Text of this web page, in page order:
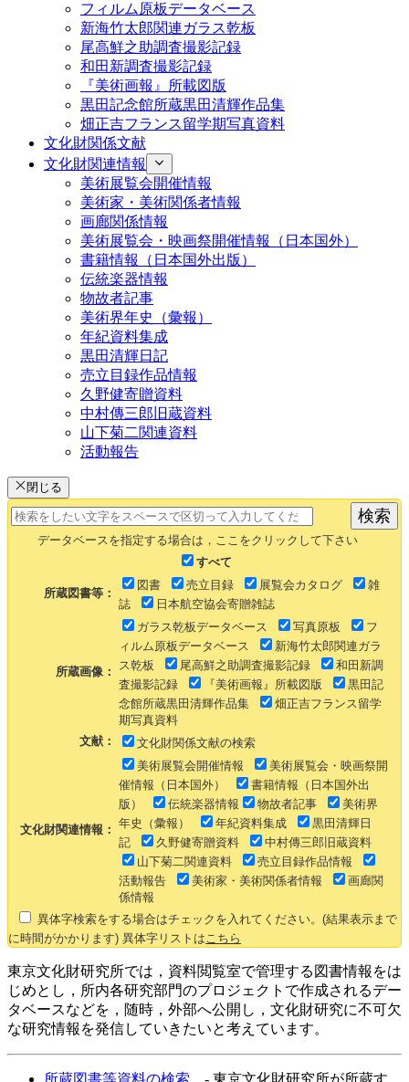
フィルム原板データベース
新海竹太郎関連ガラス乾板
尾高鮮之助調査撮影記録
和田新調査撮影記録
『美術画報』所載図版
黒田記念館所蔵黒田清輝作品集
畑正吉フランス留学期写真資料
文化財関係文献
文化財関連情報
美術展覧会開催情報
美術家・美術関係者情報
画廊関係情報
美術展覧会・映画祭開催情報（日本国外）
書籍情報（日本国外出版）
伝統楽器情報
物故者記事
美術界年史（彙報）
年紀資料集成
黒田清輝日記
売立目録作品情報
久野健寄贈資料
中村傳三郎旧蔵資料
山下菊二関連資料
活動報告
閉じる
データベースを指定する場合は，ここをクリックして下さい
すべて
所蔵図書等：
図書 売立目録 展覧会カタログ
雑
誌
日本航空協会寄贈雑誌
所蔵画像：
ガラス乾板データベース 写真原板
フ
ィルム原板データベース
新海竹太郎関連ガラ
ス乾板
尾高鮮之助調査撮影記録
和田新調
査撮影記録
『美術画報』所載図版
黒田記
念館所蔵黒田清輝作品集
畑正吉フランス留学
期写真資料
文献：
文化財関係文献の検索
文化財関連情報：
美術展覧会開催情報
美術展覧会・映画祭開
催情報（日本国外）
書籍情報（日本国外出
版）
伝統楽器情報 物故者記事
美術界
年史（彙報）
年紀資料集成
黒田清輝日
記
久野健寄贈資料
中村傳三郎旧蔵資料
山下菊二関連資料
売立目録作品情報
活動報告
美術家・美術関係者情報
画廊関
係情報
異体字検索をする場合はチェックを入れてください。(結果表示まで
に時間がかかります) 異体字リストは こちら
東京文化財研究所では，資料閲覧室で管理する図書情報をは
じめとし，所内各研究部門のプロジェクトで作成されるデー
タベースなどを，随時，外部へ公開し，文化財研究に不可欠
な研究情報を発信していきたいと考えています。
所蔵図書等資料の検索 - 東京文化財研究所が所蔵す